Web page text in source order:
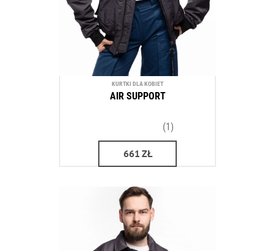
KURTKI DLA KOBIET
AIR SUPPORT
(1)
661 ZŁ